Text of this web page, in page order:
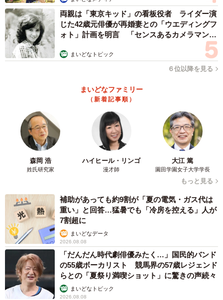
ケア中は、いつもお利口さんだった
その日常はSNSで配信され、王子くんの全快を多くの人々
が願うようになりました。
「威嚇されてもおかしくない辛いケアでしたが、王子は1度
もせず、嫌な素振りをしながらも、ちゃんとさせてくれ、
終わった後には何もなかったかのように甘えてきました。
すこぶるお利口さんな王子だから、ケアができたんだと思
います」
適切な治療や本ニャンの頑張りによって、アスペルギルス
は完治。しかし、その後、再び、病が王子くんを襲いまし
た。
両親は「東京キッド」の看板役者 ライダー演
じた42歳元俳優が再婚妻との「ウエディングフ
ォト」計画を明言 「センスあるカメラマン求
まいどなトピック
６位以降を見る
まいどなファミリー
（新着記事順）
森岡 浩
姓氏研究家
ハイヒール・リンゴ
漫才師
大江 篤
園田学園女子大学学長
もっと見る
補助があっても約9割が「夏の電気・ガス代は
重い」と回答…猛暑でも「冷房を控える」人が
7割超に
まいどなデータ
2026.08.08
「だんだん時代劇俳優みたく…」国民的バンド
の55歳ボーカリスト 競馬界の57歳レジェンド
らとの「夏祭り満喫ショット」に驚きの声続々
まいどなトピック
2026.08.08